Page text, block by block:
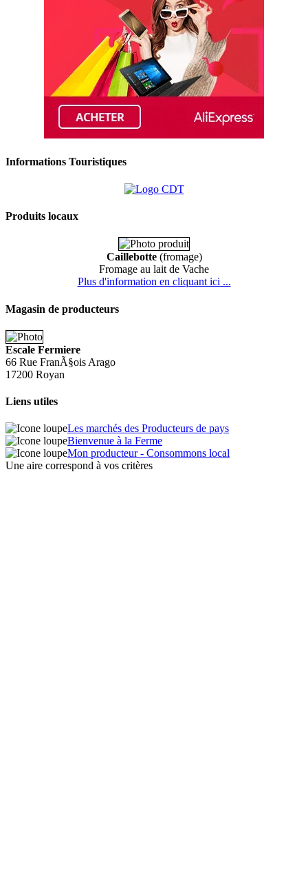
Informations Touristiques
Produits locaux
Caillebotte(fromage)
Fromage au lait de Vache
Plus d'information en cliquant ici ...
Magasin de producteurs
Escale Fermiere
66 Rue FranÃ§ois Arago
17200 Royan
Liens utiles
Les marchés des Producteurs de pays
Bienvenue à la Ferme
Mon producteur - Consommons local
Une aire correspond à vos critères